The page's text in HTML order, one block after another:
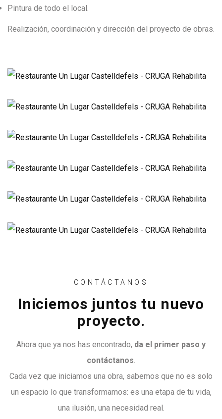
Pintura de todo el local.
Realización, coordinación y dirección del proyecto de obras.
CONTÁCTANOS
Iniciemos juntos tu nuevo
proyecto.
Ahora que ya nos has encontrado, da el primer paso y
contáctanos
Cada vez que iniciamos una obra, sabemos que no es solo
un espacio lo que transformamos: es una etapa de tu vida,
una ilusión, una necesidad real.